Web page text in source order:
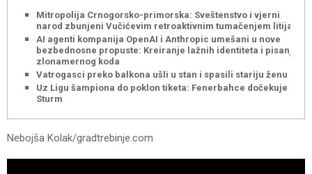
Mitropolija Crnogorsko-primorska: Sveštenstvo i vjerni
narod zbunjeni Vučićevim retroaktivnim tumačenjem litija
AI agenti kompanija OpenAI i Anthropic umešani u nove
bezbednosne propuste: Kreiranje lažnih identiteta i pisanje
zlonamernog koda
Vatrogasci preko balkona ušli u stan i spasili stariju ženu
Uz Ligu šampiona do poklon tiketa: Fenerbahce dočekuje
Sturm
Nebojša Kolak/gradtrebinje.com